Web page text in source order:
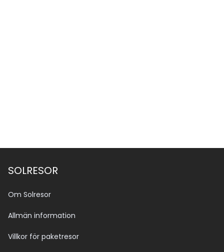
SOLRESOR
Om Solresor
Allmän information
Villkor för paketresor